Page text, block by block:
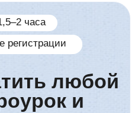
любой
и
урока,